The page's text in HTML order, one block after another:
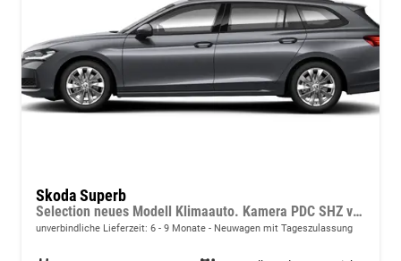
Skoda Superb
Selection neues Modell Klimaauto. Kamera PDC SHZ vorn 17 Zoll LM
unverbindliche Lieferzeit: 6 - 9 Monate Neuwagen mit Tageszulassung